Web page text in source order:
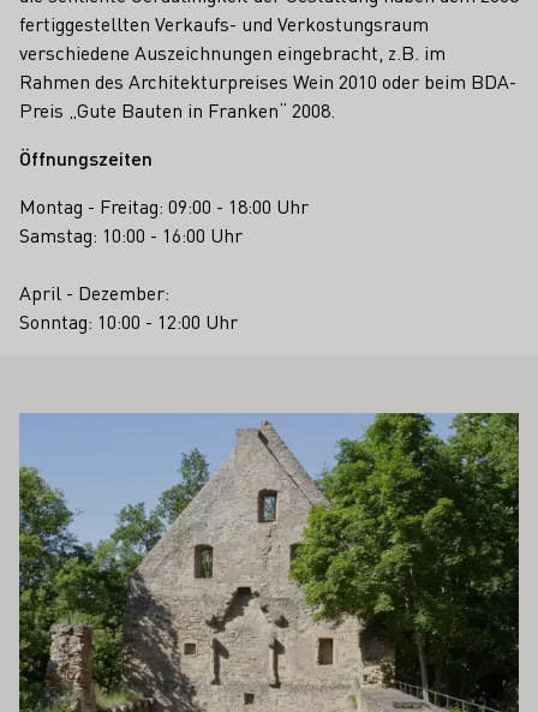
fertiggestellten Verkaufs- und Verkostungsraum
verschiedene Auszeichnungen eingebracht, z.B. im
Rahmen des Architekturpreises Wein 2010 oder beim BDA-
Preis „Gute Bauten in Franken“ 2008.
Öffnungszeiten
Montag - Freitag: 09:00 - 18:00 Uhr
Samstag: 10:00 - 16:00 Uhr
April - Dezember:
Sonntag: 10:00 - 12:00 Uhr
INTERESSIEREN